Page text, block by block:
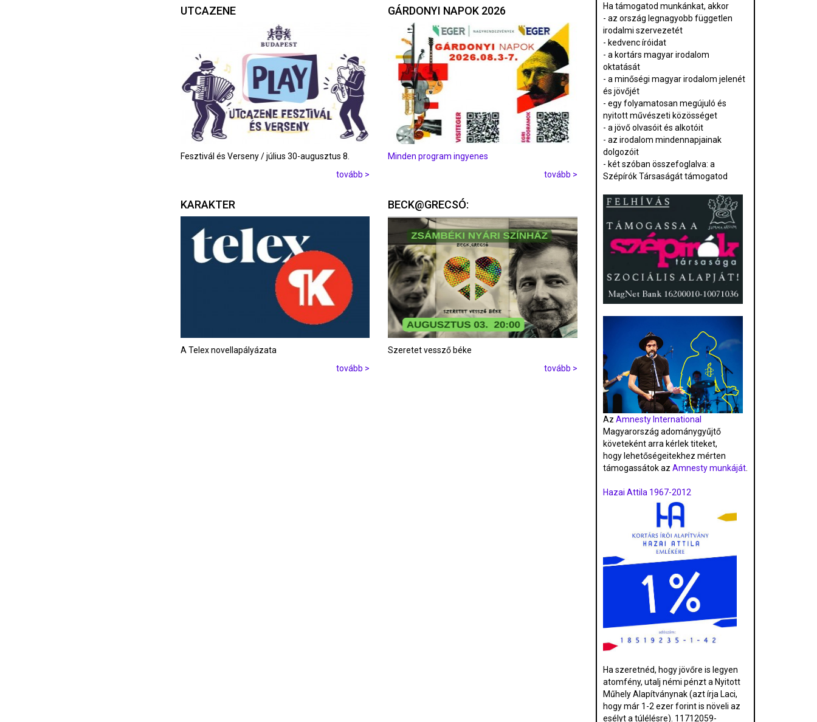
UTCAZENE
Fesztivál és Verseny / július 30-augusztus 8.
tovább >
KARAKTER
A Telex novellapályázata
tovább >
GÁRDONYI NAPOK 2026
Minden program ingyenes
tovább >
BECK@GRECSÓ:
Szeretet vessző béke
tovább >
Ha támogatod munkánkat, akkor
- az ország legnagyobb független
irodalmi szervezetét
- kedvenc íróidat
- a kortárs magyar irodalom
oktatását
- a minőségi magyar irodalom jelenét
és jövőjét
- egy folyamatosan megújuló és
nyitott művészeti közösséget
- a jövő olvasóit és alkotóit
- az irodalom mindennapjainak
dolgozóit
- két szóban összefoglalva: a
Szépírók Társaságát támogatod
Az Amnesty International
Magyarország adománygyűjtő
követeként arra kérlek titeket,
hogy lehetőségeitekhez mérten
támogassátok az Amnesty munkáját.
Hazai Attila 1967-2012
Ha szeretnéd, hogy jövőre is legyen
atomfény, utalj némi pénzt a Nyitott
Műhely Alapítványnak (azt írja Laci,
hogy már 1-2 ezer forint is növeli az
esélyt a túlélésre). 11712059-